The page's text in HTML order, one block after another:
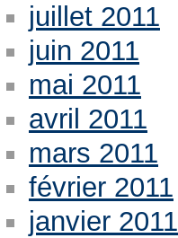
juillet 2011
juin 2011
mai 2011
avril 2011
mars 2011
février 2011
janvier 2011